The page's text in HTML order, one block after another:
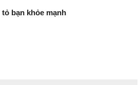
bạn khỏe mạnh